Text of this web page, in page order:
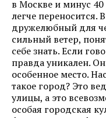
в Москве и минус 40
легче переносится.
дружелюбный для
сильный ветер,
себе знать. Если
правда уникален.
особенное место.
такое город? Это
улицы, а это
особая городская